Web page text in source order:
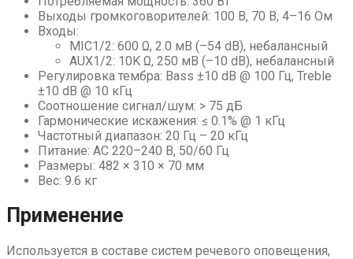
Выходы громкоговорителей: 100 В, 70 В, 4–16 Ом
Входы:
MIC1/2: 600 Ω, 2.0 мВ (–54 dB), небалансный
AUX1/2: 10K Ω, 250 мВ (–10 dB), небалансный
Регулировка тембра: Bass ±10 dB @ 100 Гц, Treble
±10 dB @ 10 кГц
Соотношение сигнал/шум: > 75 дБ
Гармонические искажения: ≤ 0.1% @ 1 кГц
Частотный диапазон: 20 Гц – 20 кГц
Питание: AC 220–240 В, 50/60 Гц
Размеры: 482 × 310 × 70 мм
Вес: 9.6 кг
Применение
Используется в составе систем речевого оповещения,